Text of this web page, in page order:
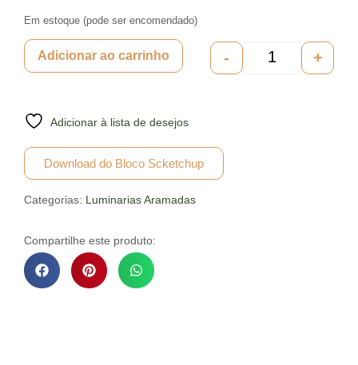
Em estoque (pode ser encomendado)
- +
Adicionar ao carrinho
Adicionar à lista de desejos
Download do Bloco Scketchup
Categorias: Luminarias Aramadas
Compartilhe este produto: